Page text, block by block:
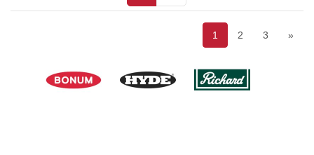
1 2 3 »